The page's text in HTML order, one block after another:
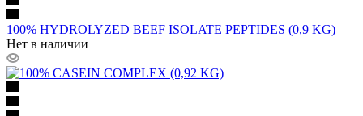
100% HYDROLYZED BEEF ISOLATE PEPTIDES (0,9 KG)
Нет в наличии